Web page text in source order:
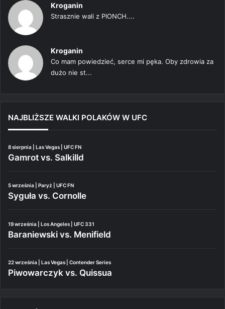
Kroganin
Strasznie wali z PIONCH....
Kroganin
Co mam powiedzieć, serce mi pęka. Oby zdrowia za
dużo nie st...
NAJBLIŻSZE WALKI POLAKÓW W UFC
8 sierpnia | Las Vegas | UFC FN
Gamrot vs. Salkilld
5 września | Paryż | UFC FN
Syguła vs. Cornolle
19 września | Los Angeles | UFC 331
Baraniewski vs. Menifield
22 września | Las Vegas | Contender Series
Piwowarczyk vs. Quissua